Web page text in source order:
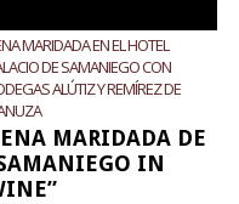
MARIDADA EN EL HOTEL
DE SAMANIEGO CON
ALÚTIZ Y REMÍREZ DE
MARIDADA DE
IN